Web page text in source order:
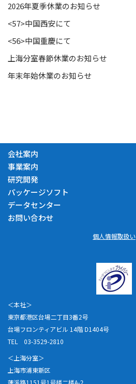
2026年夏季休業のお知らせ
<57>中国西安にて
<56>中国重慶にて
上海分室春節休業のお知らせ
年末年始休業のお知らせ
会社案内
事業案内
研究開発
パッケージソフト
データセンター
お問い合わせ
個人情報取扱い
＜本社＞
東京都港区台場二丁目3番2号
台場フロンティアビル 14階 D1404号
TEL 03-3529-2810
＜上海分室＞
上海市浦東新区
蓮溪路1151号1号楼二楼A-2